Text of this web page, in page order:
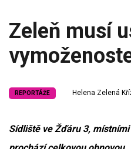
Zeleň musí
REPORTÁŽE Helena Zelená
Sídliště ve Žďáru 3,